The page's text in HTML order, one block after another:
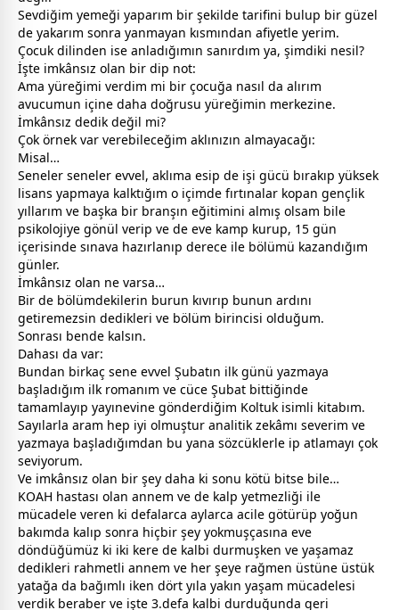
Sevdiğim yemeği yaparım bir şekilde tarifini bulup bir güzel
de yakarım sonra yanmayan kısmından afiyetle yerim.
Çocuk dilinden ise anladığımın sanırdım ya, şimdiki nesil?
İşte imkânsız olan bir dip not:
Ama yüreğimi verdim mi bir çocuğa nasıl da alırım
avucumun içine daha doğrusu yüreğimin merkezine.
İmkânsız dedik değil mi?
Çok örnek var verebileceğim aklınızın almayacağı:
Misal…
Seneler seneler evvel, aklıma esip de işi gücü bırakıp yüksek
lisans yapmaya kalktığım o içimde fırtınalar kopan gençlik
yıllarım ve başka bir branşın eğitimini almış olsam bile
psikolojiye gönül verip ve de eve kamp kurup, 15 gün
içerisinde sınava hazırlanıp derece ile bölümü kazandığım
günler.
İmkânsız olan ne varsa…
Bir de bölümdekilerin burun kıvırıp bunun ardını
getiremezsin dedikleri ve bölüm birincisi olduğum.
Sonrası bende kalsın.
Dahası da var:
Bundan birkaç sene evvel Şubatın ilk günü yazmaya
başladığım ilk romanım ve cüce Şubat bittiğinde
tamamlayıp yayınevine gönderdiğim Koltuk isimli kitabım.
Sayılarla aram hep iyi olmuştur analitik zekâmı severim ve
yazmaya başladığımdan bu yana sözcüklerle ip atlamayı çok
seviyorum.
Ve imkânsız olan bir şey daha ki sonu kötü bitse bile…
KOAH hastası olan annem ve de kalp yetmezliği ile
mücadele veren ki defalarca aylarca acile götürüp yoğun
bakımda kalıp sonra hiçbir şey yokmuşçasına eve
döndüğümüz ki iki kere de kalbi durmuşken ve yaşamaz
dedikleri rahmetli annem ve her şeye rağmen üstüne üstük
yatağa da bağımlı iken dört yıla yakın yaşam mücadelesi
verdik beraber ve işte 3.defa kalbi durduğunda geri